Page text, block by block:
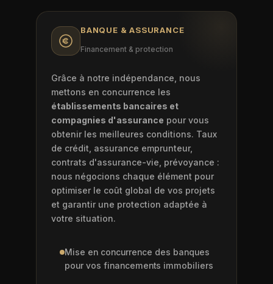
BANQUE & ASSURANCE
Financement & protection
Grâce à notre indépendance, nous
mettons en concurrence les
établissements bancaires et
compagnies d'assurance pour vous
obtenir les meilleures conditions. Taux
de crédit, assurance emprunteur,
contrats d'assurance-vie, prévoyance :
nous négocions chaque élément pour
optimiser le coût global de vos projets
et garantir une protection adaptée à
votre situation.
Mise en concurrence des banques
pour vos financements immobiliers